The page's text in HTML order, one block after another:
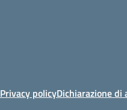
Privacy policyDichiarazione di